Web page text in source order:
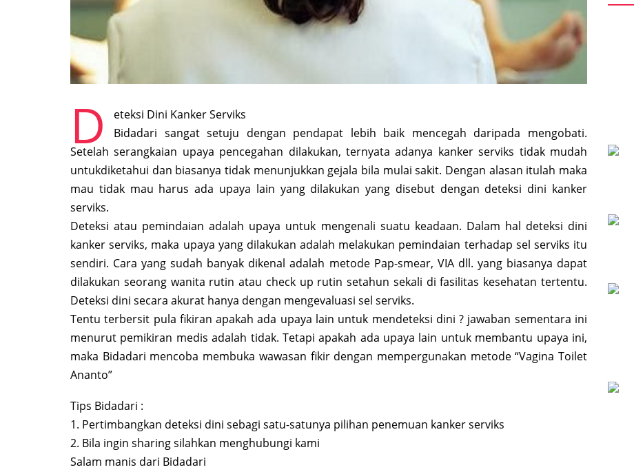
D
eteksi Dini Kanker Serviks
Bidadari sangat setuju dengan pendapat lebih baik mencegah daripada mengobati.
Setelah serangkaian upaya pencegahan dilakukan, ternyata adanya kanker serviks tidak mudah
untukdiketahui dan biasanya tidak menunjukkan gejala bila mulai sakit. Dengan alasan itulah maka
mau tidak mau harus ada upaya lain yang dilakukan yang disebut dengan deteksi dini kanker
serviks.
Deteksi atau pemindaian adalah upaya untuk mengenali suatu keadaan. Dalam hal deteksi dini
kanker serviks, maka upaya yang dilakukan adalah melakukan pemindaian terhadap sel serviks itu
sendiri. Cara yang sudah banyak dikenal adalah metode Pap-smear, VIA dll. yang biasanya dapat
dilakukan seorang wanita rutin atau check up rutin setahun sekali di fasilitas kesehatan tertentu.
Deteksi dini secara akurat hanya dengan mengevaluasi sel serviks.
Tentu terbersit pula fikiran apakah ada upaya lain untuk mendeteksi dini ? jawaban sementara ini
menurut pemikiran medis adalah tidak. Tetapi apakah ada upaya lain untuk membantu upaya ini,
maka Bidadari mencoba membuka wawasan fikir dengan mempergunakan metode “Vagina Toilet
Ananto”
Tips Bidadari :
1. Pertimbangkan deteksi dini sebagi satu-satunya pilihan penemuan kanker serviks
2. Bila ingin sharing silahkan menghubungi kami
Salam manis dari Bidadari